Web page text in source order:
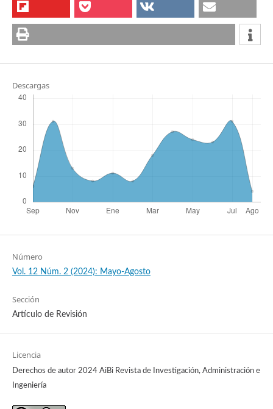
Descargas
Número
Vol. 12 Núm. 2 (2024): Mayo-Agosto
Sección
Artículo de Revisión
Licencia
Derechos de autor 2024 AiBi Revista de Investigación, Administración e
Ingeniería